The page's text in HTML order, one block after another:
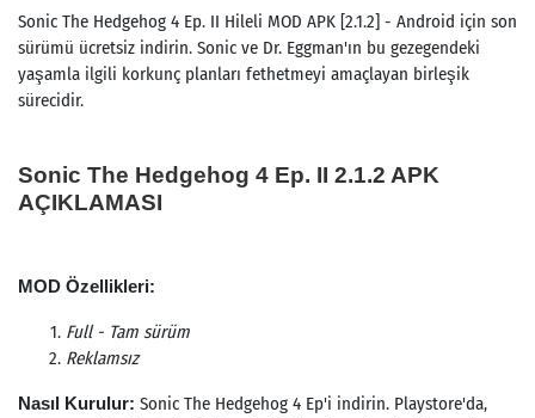
Sonic The Hedgehog 4 Ep. II Hileli MOD APK [2.1.2] - Android için son
sürümü ücretsiz indirin. Sonic ve Dr. Eggman'ın bu gezegendeki
yaşamla ilgili korkunç planları fethetmeyi amaçlayan birleşik
sürecidir.
Sonic The Hedgehog 4 Ep. II 2.1.2 APK
AÇIKLAMASI
MOD Özellikleri:
Full - Tam sürüm
Reklamsız
Nasıl Kurulur: Sonic The Hedgehog 4 Ep'i indirin. Playstore'da,